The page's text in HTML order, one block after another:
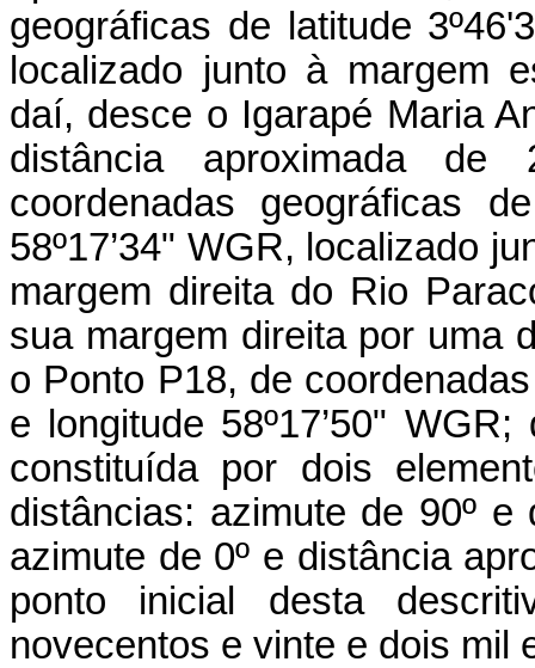
geográficas de latitude
localizado junto à margem
daí, desce o Igarapé Maria
distância aproximada
coordenadas geográficas
58º17’34" WGR, localizado
margem direita do Rio
sua margem direita por uma
o Ponto P18, de
e longitude 58º17’50"
constituída por dois
distâncias: azimute de 90º
azimute de 0º e distância
ponto inicial desta
novecentos e vinte e dois mil